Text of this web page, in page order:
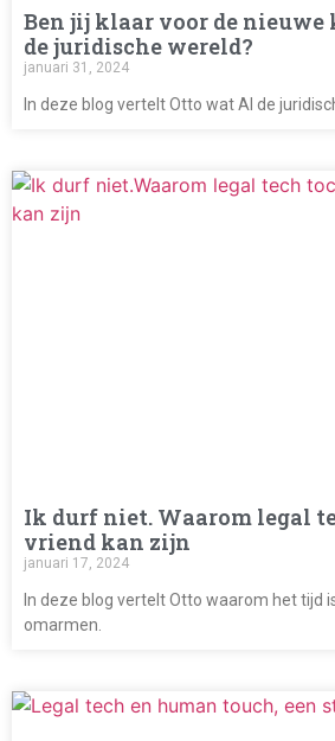
Ben jij klaar voor de
de juridische wereld?
januari 31, 2024
In deze blog vertelt Otto wat AI de
Ik durf niet. Waarom legal
vriend kan zijn
januari 17, 2024
In deze blog vertelt Otto waarom het tijd
omarmen.